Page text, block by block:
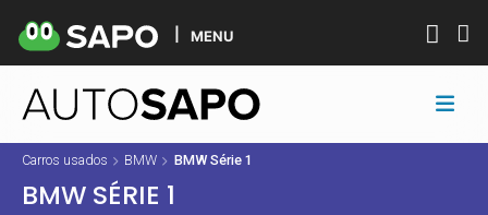
MENU
Carros usados BMW BMW Série 1
BMW SÉRIE 1